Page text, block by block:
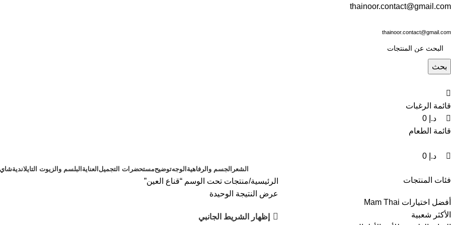
thainoor.contact@gmail.com
thainoor.contact@gmail.com
بحث
قائمة الرغبات
د.إ
قائمة الطعام
د.إ
الشعر الجسم والرفاهية الوجهتوضيحمستحضرات التجميل العناية البلسم والزيوت التايلانديةشاي
فئات المنتجات
أفضل اختيارات Mam Thai
الأكثر شعبية
الرئيسية منتجات تحت الوسم “قناع العين”
عرض النتيجة الوحيدة
إظهار الشريط الجانبي